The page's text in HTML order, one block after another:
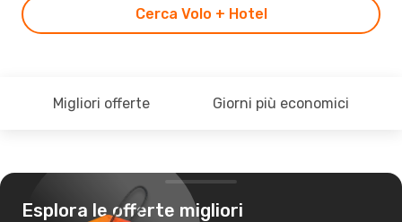
Cerca Volo + Hotel
Migliori offerte Giorni più economici
Esplora le offerte migliori